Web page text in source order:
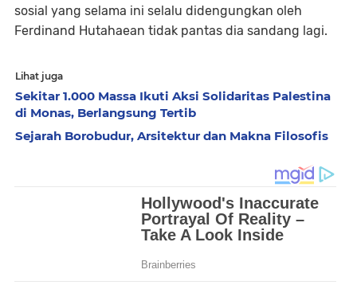
sosial yang selama ini selalu didengungkan oleh
Ferdinand Hutahaean tidak pantas dia sandang lagi.
Lihat juga
Sekitar 1.000 Massa Ikuti Aksi Solidaritas Palestina
di Monas, Berlangsung Tertib
Sejarah Borobudur, Arsitektur dan Makna Filosofis